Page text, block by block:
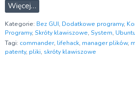
Więcej…
Kategorie: Bez GUI, Dodatkowe programy,
Programy, Skróty klawiszowe, System, Ubuntu
Tagi: commander, lifehack, manager plików,
patenty, pliki, skróty klawiszowe